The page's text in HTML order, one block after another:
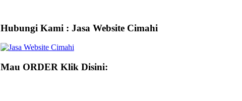
Hubungi Kami : Jasa Website Cimahi
Mau ORDER Klik Disini: